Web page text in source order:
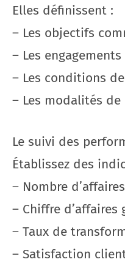
Elles définissent :
– Les objectifs
– Les
– Les conditions
– Les modalités
Le suivi des
Établissez des
– Nombre
– Chiffre d’affaires
– Taux de
– Satisfaction